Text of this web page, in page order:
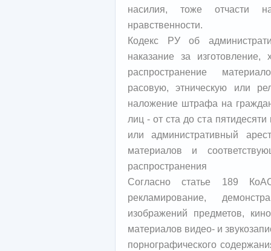
насилия, тоже отчасти
нравственности.
Кодекс РУ об
наказание за
распространение
расовую, этническую или
наложение штрафа на
лиц - от ста до ста
или административный
материалов и
распространения
Согласно статье 189
рекламирование,
изображений предметов,
материалов видео- и
порнографического